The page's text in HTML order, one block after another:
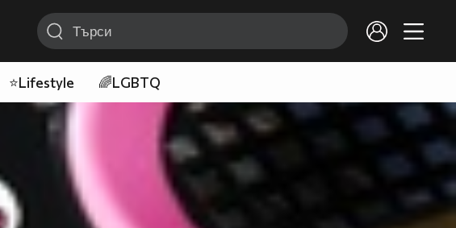
⭐Lifestyle 🌈LGBTQ